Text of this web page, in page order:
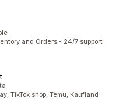
and Orders - 24/7 support
TikTok shop, Temu, Kaufland